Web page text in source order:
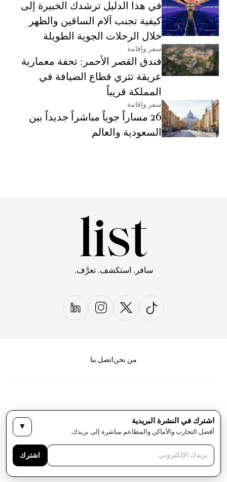
في هذا الدليل ترشدك الخبيرة إلى
كيفية تجنب آلام الساقين والظهر
خلال الرحلات الجوية الطويلة
سفر وإقامة
فندق القصر الأحمر: تحفة معمارية
عريقة تثري قطاع الضيافة في
المملكة قريباً
سفر وإقامة
26 مساراً جوياً مباشراً جديداً بين
السعودية والعالم
سافر. استكشف. تعرَّف.
من نحن اتصل بنا
سياسة الخصوصية
حقوق النشر لمجلة LIST كل الحقوق محفوظة
اشترك في النشرة البريدية
أفضل التجارب والأماكن والمطاعم مباشرة إلى بريدك.
▼
اشترك